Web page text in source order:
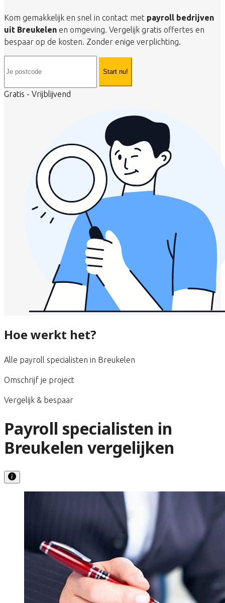
Kom gemakkelijk en snel in contact met payroll bedrijven
uit Breukelen en omgeving. Vergelijk gratis offertes en
bespaar op de kosten. Zonder enige verplichting.
Start nu!
Gratis - Vrijblijvend
Hoe werkt het?
Alle payroll specialisten in Breukelen
Omschrijf je project
Vergelijk & bespaar
Payroll specialisten in
Breukelen vergelijken